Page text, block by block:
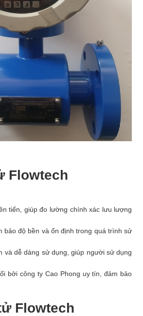
Flowtech
tiến, giúp đo lường chính xác lưu lượng
độ bền và ổn định trong quá trình sử
và dễ dàng sử dụng, giúp người sử dụng
bởi công ty Cao Phong uy tín, đảm bảo
Flowtech